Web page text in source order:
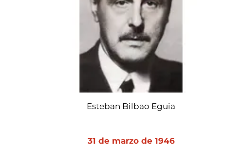
Esteban Bilbao Eguia
31 de marzo de 1946